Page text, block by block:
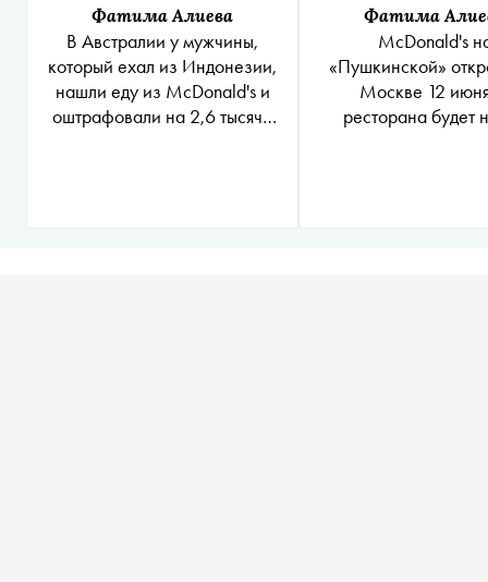
Фатима Алиева
В Австралии у мужчины,
который ехал из Индонезии,
нашли еду из McDonald's и
оштрафовали на 2,6 тысячи
Фатима
McDonald's
«Пушкинской»
Москве 12
ресторана будет